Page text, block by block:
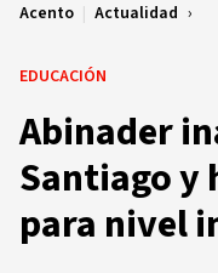
Acento | Actualidad
EDUCACIÓN
Abinader
Santiago y
para nivel